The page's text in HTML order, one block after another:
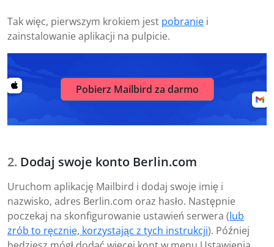
Tak więc, pierwszym krokiem jest pobranie i
zainstalowanie aplikacji na pulpicie.
Pobierz Mailbird za darmo
Dodaj swoje konto Berlin.com
Uruchom aplikację Mailbird i dodaj swoje imię i
nazwisko, adres Berlin.com oraz hasło. Następnie
poczekaj na skonfigurowanie ustawień serwera (lub
zrób to ręcznie, korzystając z tych instrukcji). Później